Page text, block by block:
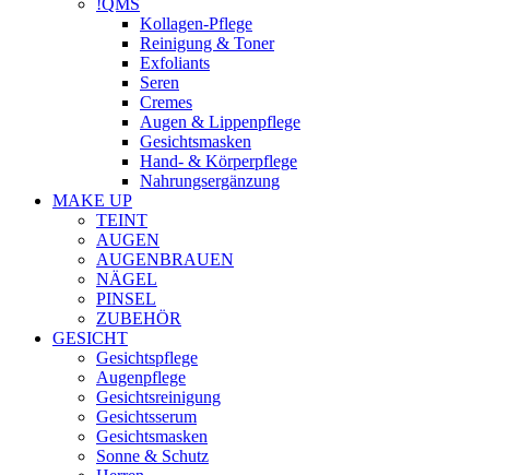
!QMS
Kollagen-Pflege
Reinigung & Toner
Exfoliants
Seren
Cremes
Augen & Lippenpflege
Gesichtsmasken
Hand- & Körperpflege
Nahrungsergänzung
MAKE UP
TEINT
AUGEN
AUGENBRAUEN
NÄGEL
PINSEL
ZUBEHÖR
GESICHT
Gesichtspflege
Augenpflege
Gesichtsreinigung
Gesichtsserum
Gesichtsmasken
Sonne & Schutz